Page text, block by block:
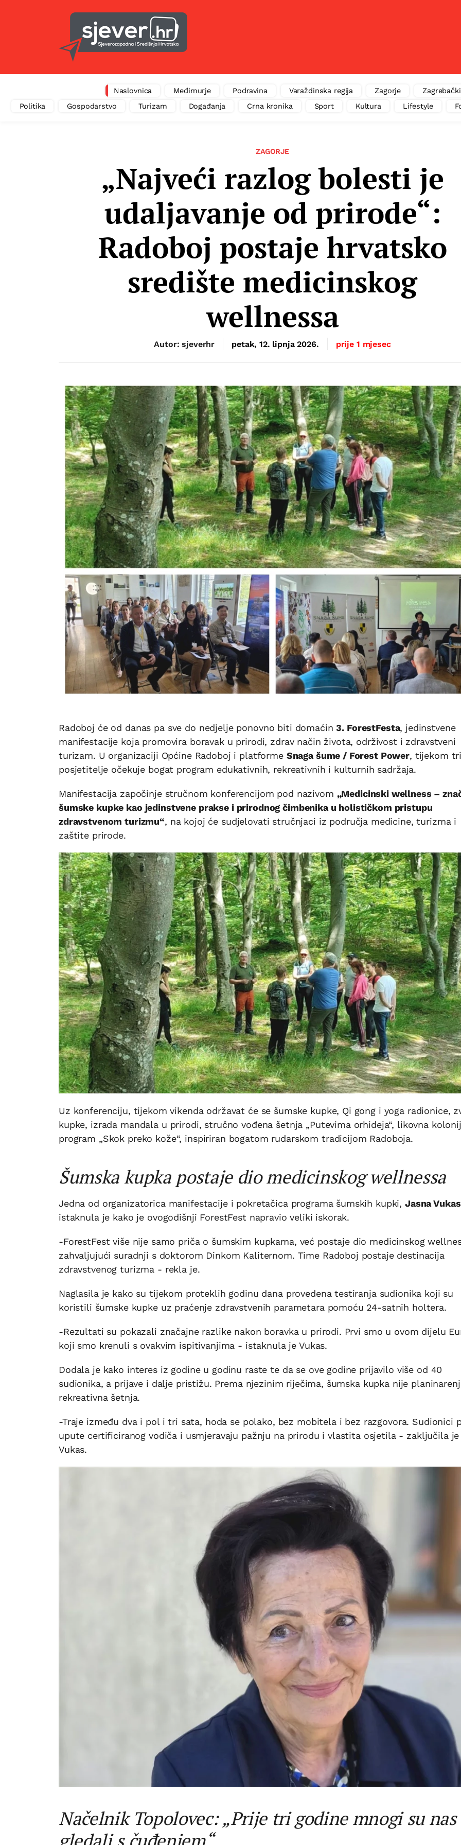
Naslovnica Međimurje Podravina Varaždinska regija Zagorje
Politika
Gospodarstvo Turizam Događanja Crna kronika Sport Kultura Lifestyle
ZAGORJE
„Najveći razlog bolesti je
udaljavanje od prirode“:
Radoboj postaje hrvatsko
središte medicinskog
wellnessa
Autor: sjeverhr petak, 12. lipnja 2026. prije 1 mjesec
Radoboj će od danas pa sve do nedjelje ponovno biti domaćin3. ForestFesta, jedinstvene
manifestacije koja promovira boravak u prirodi, zdrav način života, održivost i zdravstveni
turizam. U organizaciji Općine Radoboj i platforme Snaga šume / Forest Power, tijekom
posjetitelje očekuje bogat program edukativnih, rekreativnih i kulturnih sadržaja.
Manifestacija započinje stručnom konferencijom pod nazivom „Medicinski wellness –
šumske kupke kao jedinstvene prakse i prirodnog čimbenika u holističkom pristupu
zdravstvenom turizmu“, na kojoj će sudjelovati stručnjaci iz područja medicine, turizma i
zaštite prirode.
Uz konferenciju, tijekom vikenda održavat će se šumske kupke, Qi gong i yoga radionice,
kupke, izrada mandala u prirodi, stručno vođena šetnja „Putevima orhideja“, likovna
program „Skok preko kože“, inspiriran bogatom rudarskom tradicijom Radoboja.
Šumska kupka postaje dio medicinskog wellnessa
Jedna od organizatorica manifestacije i pokretačica programa šumskih kupki,Jasna Vukas
istaknula je kako je ovogodišnji ForestFest napravio veliki iskorak.
-ForestFest više nije samo priča o šumskim kupkama, već postaje dio medicinskog
zahvaljujući suradnji s doktorom Dinkom Kaliternom. Time Radoboj postaje destinacija
zdravstvenog turizma - rekla je.
Naglasila je kako su tijekom proteklih godinu dana provedena testiranja sudionika koji su
koristili šumske kupke uz praćenje zdravstvenih parametara pomoću 24-satnih holtera.
-Rezultati su pokazali značajne razlike nakon boravka u prirodi. Prvi smo u ovom dijelu
koji smo krenuli s ovakvim ispitivanjima - istaknula je Vukas.
Dodala je kako interes iz godine u godinu raste te da se ove godine prijavilo više od 40
sudionika, a prijave i dalje pristižu. Prema njezinim riječima, šumska kupka nije
rekreativna šetnja.
-Traje između dva i pol i tri sata, hoda se polako, bez mobitela i bez razgovora. Sudionici
upute certificiranog vodiča i usmjeravaju pažnju na prirodu i vlastita osjetila - zaključila je
Vukas.
Načelnik Topolovec: „Prije tri godine mnogi su nas